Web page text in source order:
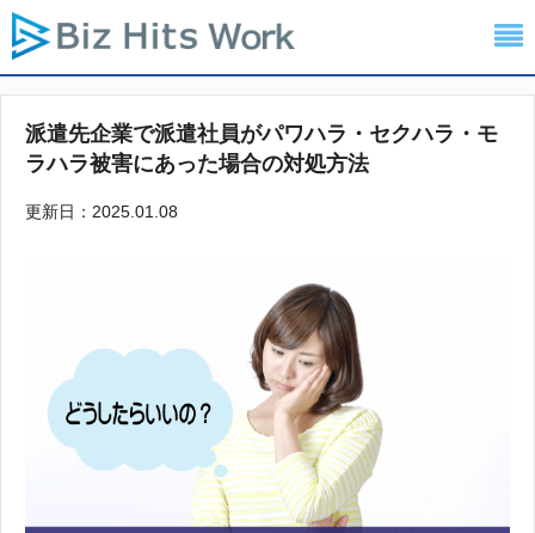
派遣先企業で派遣社員がパワハラ・セクハラ・モ
ラハラ被害にあった場合の対処方法
更新日：2025.01.08